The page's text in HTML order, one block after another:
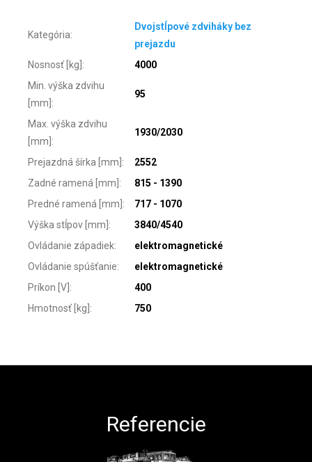
Kategória:
Dvojstĺpové zdviháky bez
prejazdu
Nosnosť [kg] :
4000
Min. výška zdvihu
[mm] :
95
Max. výška zdvihu
[mm] :
1930/2030
Prejazdná šírka [mm] :
2552
Zadné ramená [mm] :
815 - 1390
Predné ramená [mm] :
717 - 1070
Výška stĺpov [mm] :
3840/4540
Ovládanie západiek:
elektromagnetické
Ovládanie spúšťanie:
elektromagnetické
Príkon [V] :
400
Hmotnosť [kg] : 750
Referencie